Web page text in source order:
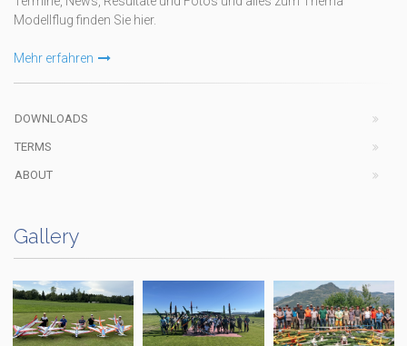
Modellflug finden Sie hier.
Mehr erfahren
DOWNLOADS
TERMS
ABOUT
Gallery